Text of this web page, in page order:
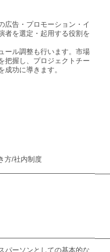
広告・プロモーション・イ
者を選定・起用する役割を
ール調整も行います。市場
把握し、プロジェクトチー
功に導きます。
方/社内制度
パーソンとしての基本的な